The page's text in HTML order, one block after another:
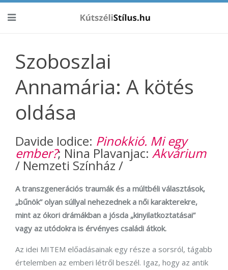
Szoboszlai
Annamária: A kötés
oldása
Davide Iodice: Pinokkió. Mi egy
ember?; Nina Plavanjac: Akvárium
/ Nemzeti Színház /
A transzgenerációs traumák és a múltbéli választások,
„bűnök” olyan súllyal nehezednek a női karakterekre,
mint az ókori drámákban a jósda „kinyilatkoztatásai”
vagy az utódokra is érvényes családi átkok.
Az idei MITEM előadásainak egy része a sorsról, tágabb
értelemben az emberi létről beszél. Igaz, hogy az antik